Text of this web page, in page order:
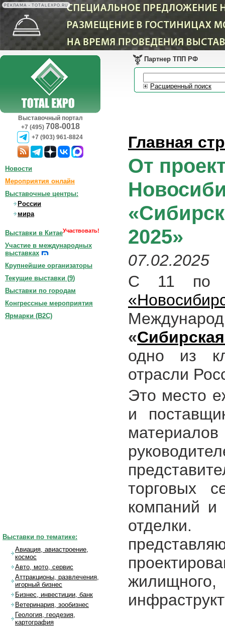
РЕКЛАМА • TOTALEXPO.RU
Выставочный портал
+7 (495) 708-0018
+7 (903) 961-8824
Партнер ТПП РФ
Расширенный поиск
Главная
От
2025»
07.02.2025
С 11 по
«
одно из
отрасли
Это место
и
материалов
торговых
компаний
отделки.
Новости
Мероприятия онлайн
Выставочные центры:
России
мира
Выставки в КитаеУчаствовать!
Участие в международных
выставках
Крупнейшие организаторы
Текущие выставки (9)
Выставки по городам
Конгрессные мероприятия
Ярмарки (B2C)
Выставки по тематике:
Авиация, авиастроение,
космос
Авто, мото, сервис
Аттракционы, развлечения,
игорный бизнес
Бизнес, инвестиции, банк
Ветеринария, зообизнес
Геология, геодезия,
картография